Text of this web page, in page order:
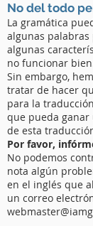
No del todo
La gramática
algunas
algunas
no funcionar
Sin embargo,
tratar de hacer
para la
que pueda
de esta
Por favor,
No podemos
nota algún
en el inglés que
un correo